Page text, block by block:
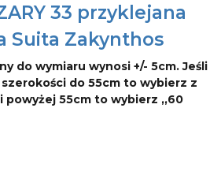
33 przyklejana
Suita Zakynthos
do wymiaru wynosi +/- 5cm. Jeśli
do 55cm to wybierz z
powyżej 55cm to wybierz ,,60